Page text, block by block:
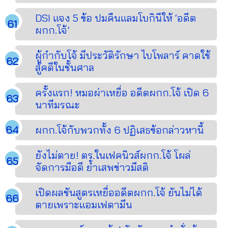
DSI แจง 5 ข้อ ปมคืนแลมโบกินีให้ ‘อดีต
ผกก.โจ้’
ผู้กำกับโจ้ มีประวัติรักษา ไบโพลาร์ คาดใช้
สู้คดีในชั้นศาล
ครั้งแรก! หมอผ่าเหยื่อ อดีตผกก.โจ้ เปิด 6
นาทีมรณะ
ผกก.โจ้กับพวกทั้ง 6 ปฏิเสธข้อกล่าวหานี้
ยังไม่ตาย! ตร.ในเฟคนิวส์ผกก.โจ้ โผล่
จัดการมือดี ย้ำเสพข่าวมีสติ
เปิดผลชันสูตรเหยื่ออดีตผกก.โจ้ ยันไม่ได้
ตายเพราะแอมเฟตามีน